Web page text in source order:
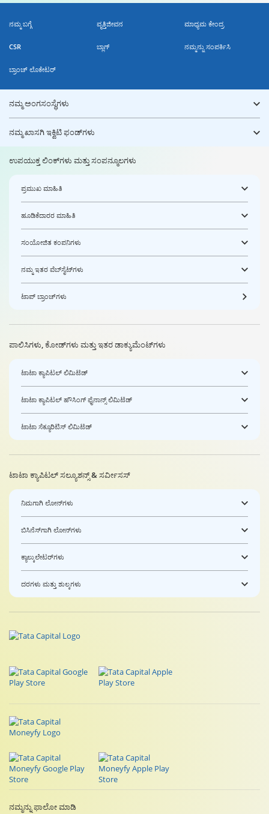
ನಮ್ಮ ಬಗ್ಗೆ ವೃತ್ತಿಜೀವನ ಮಾಧ್ಯಮ ಕೇಂದ್ರ
CSR ಬ್ಲಾಗ್ ನಮ್ಮನ್ನು ಸಂಪರ್ಕಿಸಿ
ಬ್ರಾಂಚ್ ಲೊಕೇಟರ್
ನಮ್ಮ ಅಂಗಸಂಸ್ಥೆಗಳು
ನಮ್ಮ ಖಾಸಗಿ ಇಕ್ವಿಟಿ ಫಂಡ್‌ಗಳು
ಉಪಯುಕ್ತ ಲಿಂಕ್‌ಗಳು ಮತ್ತು ಸಂಪನ್ಮೂಲಗಳು
ಪ್ರಮುಖ ಮಾಹಿತಿ
ಹೂಡಿಕೆದಾರರ ಮಾಹಿತಿ
ಸಂಯೋಜಿತ ಕಂಪನಿಗಳು
ನಮ್ಮ ಇತರ ವೆಬ್‌ಸೈಟ್‌ಗಳು
ಟಾಪ್ ಬ್ರಾಂಚ್‌ಗಳು
ಪಾಲಿಸಿಗಳು, ಕೋಡ್‌ಗಳು ಮತ್ತು ಇತರ ಡಾಕ್ಯುಮೆಂಟ್‌ಗಳು
ಟಾಟಾ ಕ್ಯಾಪಿಟಲ್ ಲಿಮಿಟೆಡ್
ಟಾಟಾ ಕ್ಯಾಪಿಟಲ್ ಹೌಸಿಂಗ್ ಫೈನಾನ್ಸ್ ಲಿಮಿಟೆಡ್
ಟಾಟಾ ಸೆಕ್ಯೂರಿಟಿಸ್ ಲಿಮಿಟೆಡ್
ಟಾಟಾ ಕ್ಯಾಪಿಟಲ್ ಸಲ್ಯೂಶನ್ಸ್ & ಸರ್ವೀಸಸ್
ನಿಮಗಾಗಿ ಲೋನ್‌ಗಳು
ಬಿಸಿನೆಸ್‌ಗಾಗಿ ಲೋನ್‌ಗಳು
ಕ್ಯಾಲ್ಕುಲೇಟರ್‌ಗಳು
ದರಗಳು ಮತ್ತು ಶುಲ್ಕಗಳು
ನಮ್ಮನ್ನು ಫಾಲೋ ಮಾಡಿ